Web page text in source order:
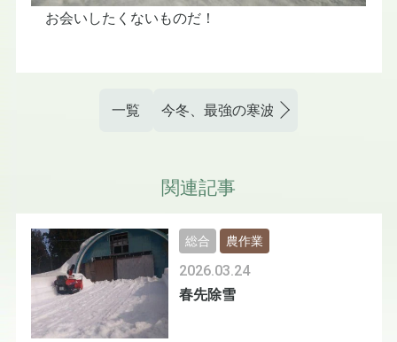
お会いしたくないものだ！
一覧 今冬、最強の寒波襲来！？！
関連記事
春先除雪
2026.03.24
総合 農作業